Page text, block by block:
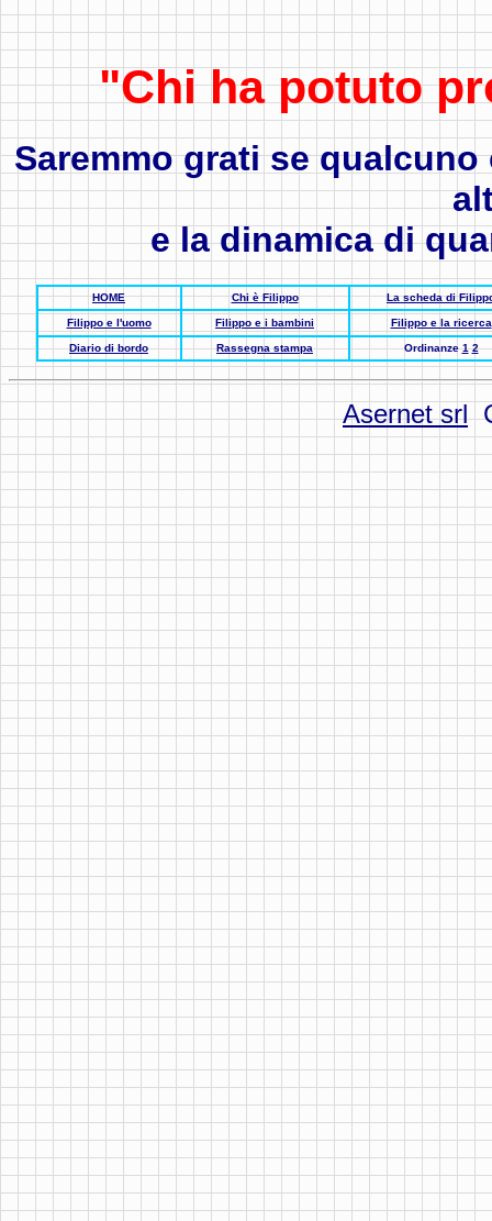
"Chi ha potuto
Saremmo grati se
e la dinamica di
HOME Chi è Filippo La scheda di
Filippo e l'uomo Filippo e i bambini Filippo e la ricerca
Diario di bordo Rassegna stampa Ordinanze1 2
Asernet srl